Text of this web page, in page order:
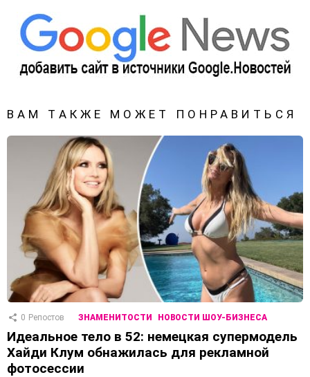
ВАМ ТАКЖЕ МОЖЕТ ПОНРАВИТЬСЯ
0 Репостов ЗНАМЕНИТОСТИ НОВОСТИ ШОУ-БИЗНЕСА
Идеальное тело в 52: немецкая супермодель
Хайди Клум обнажилась для рекламной
фотосессии